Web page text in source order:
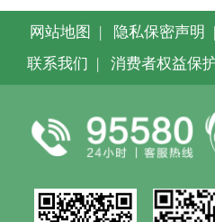
网站地图 隐私保密声明
联系我们
消费者权益保